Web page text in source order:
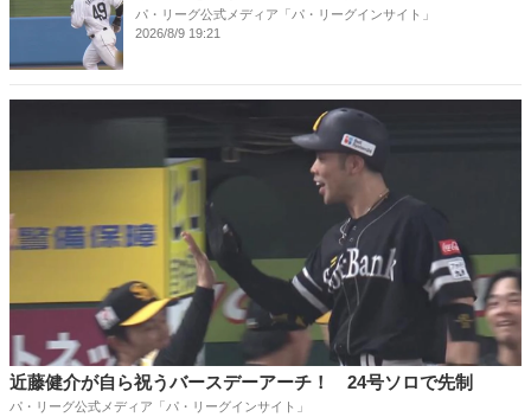
パ・リーグ公式メディア「パ・リーグインサイト」
2026/8/9 19:21
近藤健介が自ら祝うバースデーアーチ！ 24号ソロで先制
パ・リーグ公式メディア「パ・リーグインサイト」